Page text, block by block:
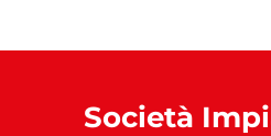
Società